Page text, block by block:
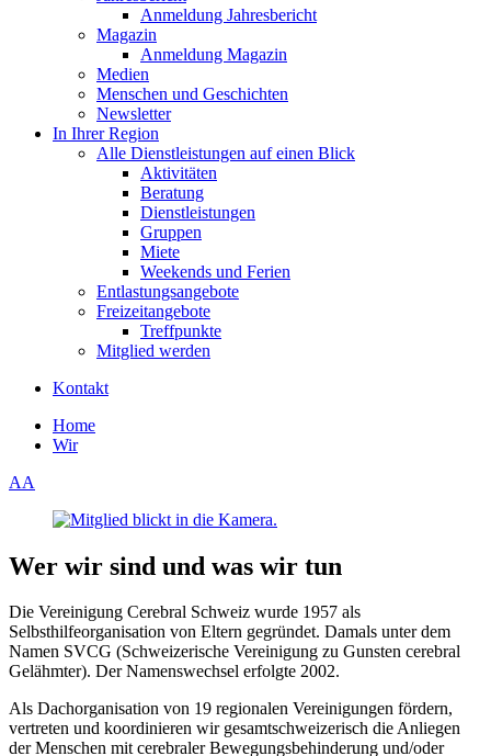
Anmeldung Jahresbericht
Magazin
Anmeldung Magazin
Medien
Menschen und Geschichten
Newsletter
In Ihrer Region
Alle Dienstleistungen auf einen Blick
Aktivitäten
Beratung
Dienstleistungen
Gruppen
Miete
Weekends und Ferien
Entlastungsangebote
Freizeitangebote
Treffpunkte
Mitglied werden
Kontakt
Home
Wir
AA
Wer wir sind und was wir tun
Die Vereinigung Cerebral Schweiz wurde 1957 als
Selbsthilfeorganisation von Eltern gegründet. Damals unter dem
Namen SVCG (Schweizerische Vereinigung zu Gunsten cerebral
Gelähmter). Der Namenswechsel erfolgte 2002.
Als Dachorganisation von 19 regionalen Vereinigungen fördern,
vertreten und koordinieren wir gesamtschweizerisch die Anliegen
der Menschen mit cerebraler Bewegungsbehinderung und/oder